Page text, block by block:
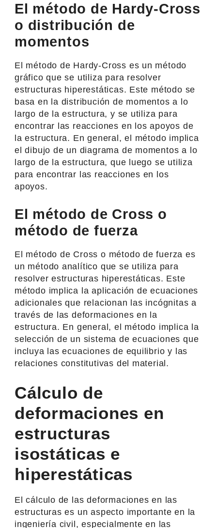
El método de Hardy-Cross
o distribución de
momentos
El método de Hardy-Cross es un método
gráfico que se utiliza para resolver
estructuras hiperestáticas. Este método se
basa en la distribución de momentos a lo
largo de la estructura, y se utiliza para
encontrar las reacciones en los apoyos de
la estructura. En general, el método implica
el dibujo de un diagrama de momentos a lo
largo de la estructura, que luego se utiliza
para encontrar las reacciones en los
apoyos.
El método de Cross o
método de fuerza
El método de Cross o método de fuerza es
un método analítico que se utiliza para
resolver estructuras hiperestáticas. Este
método implica la aplicación de ecuaciones
adicionales que relacionan las incógnitas a
través de las deformaciones en la
estructura. En general, el método implica la
selección de un sistema de ecuaciones que
incluya las ecuaciones de equilibrio y las
relaciones constitutivas del material.
Cálculo de
deformaciones en
estructuras
isostáticas e
hiperestáticas
El cálculo de las deformaciones en las
estructuras es un aspecto importante en la
ingeniería civil, especialmente en las